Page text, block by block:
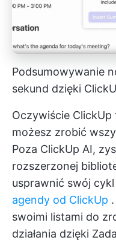
Podsumowywanie
sekund dzięki
Oczywiście
możesz zrobić
Poza ClickUp AI,
rozszerzonej
usprawnić swój
agendy od ClickUp
swoimi listami do
działania dzięki